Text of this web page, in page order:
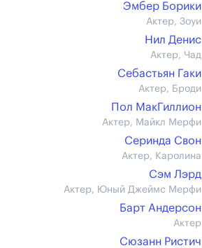
Эмбер Борики
Актер, Зоуи
Нил Денис
Актер, Чад
Себастьян Гаки
Актер, Броди
Пол МакГиллион
Актер, Майкл Мерфи
Серинда Свон
Актер, Каролина
Сэм Лэрд
Актер, Юный Джеймс Мерфи
Барт Андерсон
Актер
Сюзанн Ристич